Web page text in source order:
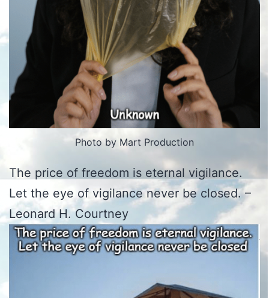
Photo by Mart Production
The price of freedom is eternal vigilance.
Let the eye of vigilance never be closed. –
Leonard H. Courtney